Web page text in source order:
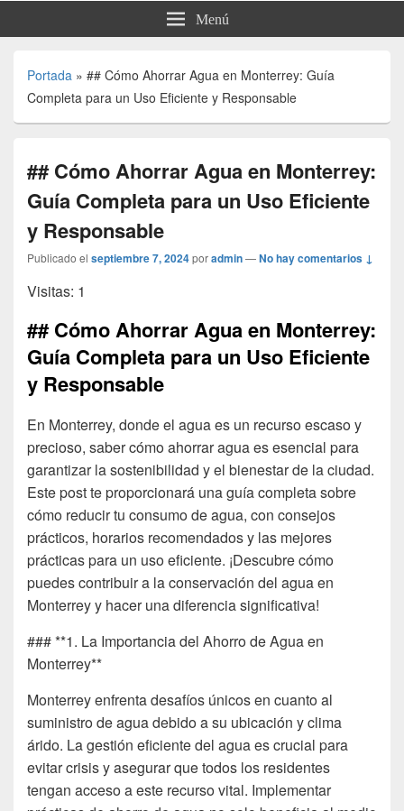
Menú
Portada » ## Cómo Ahorrar Agua en Monterrey: Guía
Completa para un Uso Eficiente y Responsable
## Cómo Ahorrar Agua en Monterrey:
Guía Completa para un Uso Eficiente
y Responsable
Publicado el septiembre 7, 2024poradmin—No hay comentarios ↓
Visitas: 1
## Cómo Ahorrar Agua en Monterrey:
Guía Completa para un Uso Eficiente
y Responsable
En Monterrey, donde el agua es un recurso escaso y
precioso, saber cómo ahorrar agua es esencial para
garantizar la sostenibilidad y el bienestar de la ciudad.
Este post te proporcionará una guía completa sobre
cómo reducir tu consumo de agua, con consejos
prácticos, horarios recomendados y las mejores
prácticas para un uso eficiente. ¡Descubre cómo
puedes contribuir a la conservación del agua en
Monterrey y hacer una diferencia significativa!
### **1. La Importancia del Ahorro de Agua en
Monterrey**
Monterrey enfrenta desafíos únicos en cuanto al
suministro de agua debido a su ubicación y clima
árido. La gestión eficiente del agua es crucial para
evitar crisis y asegurar que todos los residentes
tengan acceso a este recurso vital. Implementar